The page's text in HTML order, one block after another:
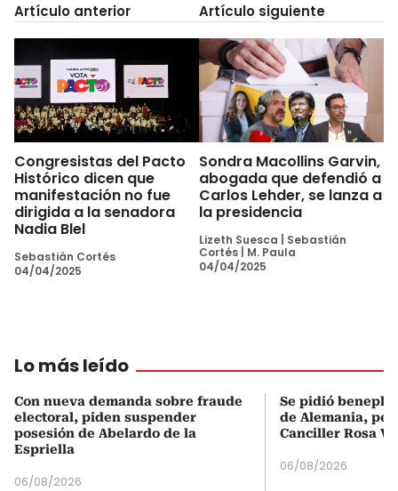
Artículo anterior
Congresistas del Pacto
Histórico dicen que
manifestación no fue
dirigida a la senadora
Nadia Blel
Sebastián Cortés
04/04/2025
Artículo siguiente
Sondra Macollins Garvin,
abogada que defendió a
Carlos Lehder, se lanza a
la presidencia
Lizeth Suesca
Sebastián
Cortés
M. Paula
04/04/2025
Lo más leído
Con nueva demanda sobre fraude
electoral, piden suspender
posesión de Abelardo de la
Espriella
06/08/2026
Se pidió
de Alemania,
Canciller Rosa
06/08/2026